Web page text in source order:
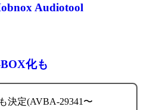
Audiotool
化も
決定(AVBA-29341〜